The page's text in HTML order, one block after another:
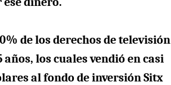
de los derechos de televisión
los cuales vendió en casi
al fondo de inversión Sitx